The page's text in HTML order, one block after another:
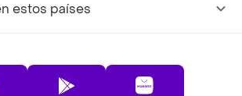
estos países